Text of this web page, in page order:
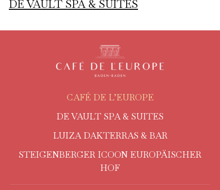
DE VAULT SPA & SUITES
CAFÉ DE L’EUROPE
DE VAULT SPA & SUITES
LUIZA DAKTERRAS & BAR
STEIGENBERGER ICOON EUROPÄISCHER
HOF